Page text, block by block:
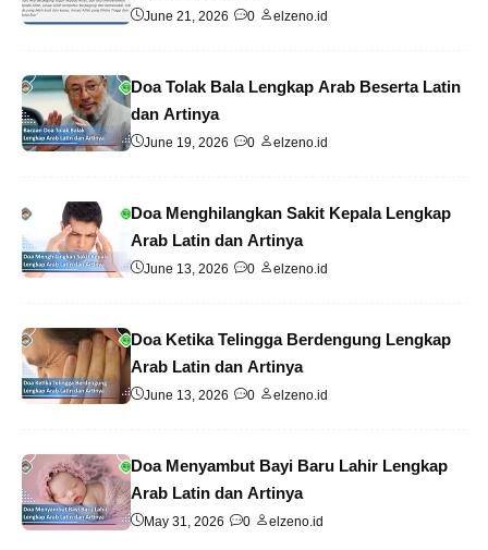
June 21, 2026 0 elzeno.id
Doa Tolak Bala Lengkap Arab Beserta Latin
dan Artinya
June 19, 2026 0 elzeno.id
Doa Menghilangkan Sakit Kepala Lengkap
Arab Latin dan Artinya
June 13, 2026 0 elzeno.id
Doa Ketika Telingga Berdengung Lengkap
Arab Latin dan Artinya
June 13, 2026 0 elzeno.id
Doa Menyambut Bayi Baru Lahir Lengkap
Arab Latin dan Artinya
May 31, 2026 0 elzeno.id